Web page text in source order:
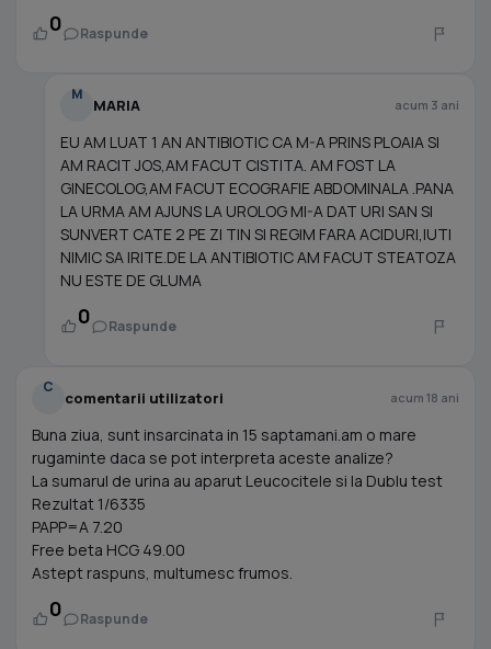
0 Raspunde
M
MARIA acum 3 ani
EU AM LUAT 1 AN ANTIBIOTIC CA M-A PRINS PLOAIA SI
AM RACIT JOS,AM FACUT CISTITA. AM FOST LA
GINECOLOG,AM FACUT ECOGRAFIE ABDOMINALA .PANA
LA URMA AM AJUNS LA UROLOG MI-A DAT URI SAN SI
SUNVERT CATE 2 PE ZI TIN SI REGIM FARA ACIDURI,IUTI
NIMIC SA IRITE.DE LA ANTIBIOTIC AM FACUT STEATOZA
NU ESTE DE GLUMA
0 Raspunde
C
comentarii utilizatori acum 18 ani
Buna ziua, sunt insarcinata in 15 saptamani.am o mare
rugaminte daca se pot interpreta aceste analize?
La sumarul de urina au aparut Leucocitele si la Dublu test
Rezultat 1/6335
PAPP=A 7.20
Free beta HCG 49.00
Astept raspuns, multumesc frumos.
0 Raspunde